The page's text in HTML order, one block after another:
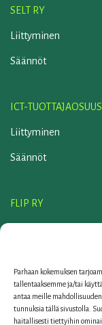
Parhaan kokemuksen
tallentaaksemme ja/tai
antaa meille
tunnuksia tällä sivustolla.
haitallisesti tiettyihin
SELT RY
Liittyminen
Säännöt
ICT-
Liittyminen
Säännöt
FLIP RY
ELKER OY
Yhteystiedot